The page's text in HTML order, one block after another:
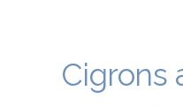
Cigrons